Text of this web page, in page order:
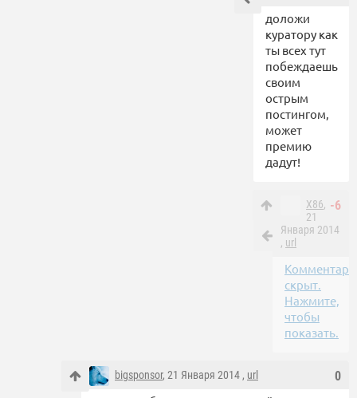
доложи
куратору как
ты всех тут
побеждаешь
своим
острым
постингом,
может
премию
дадут!
-6
X86,
21
Января 2014
, url
скрыт.
Нажмите,
чтобы
показать.
0
bigsponsor, 21 Января 2014 , url